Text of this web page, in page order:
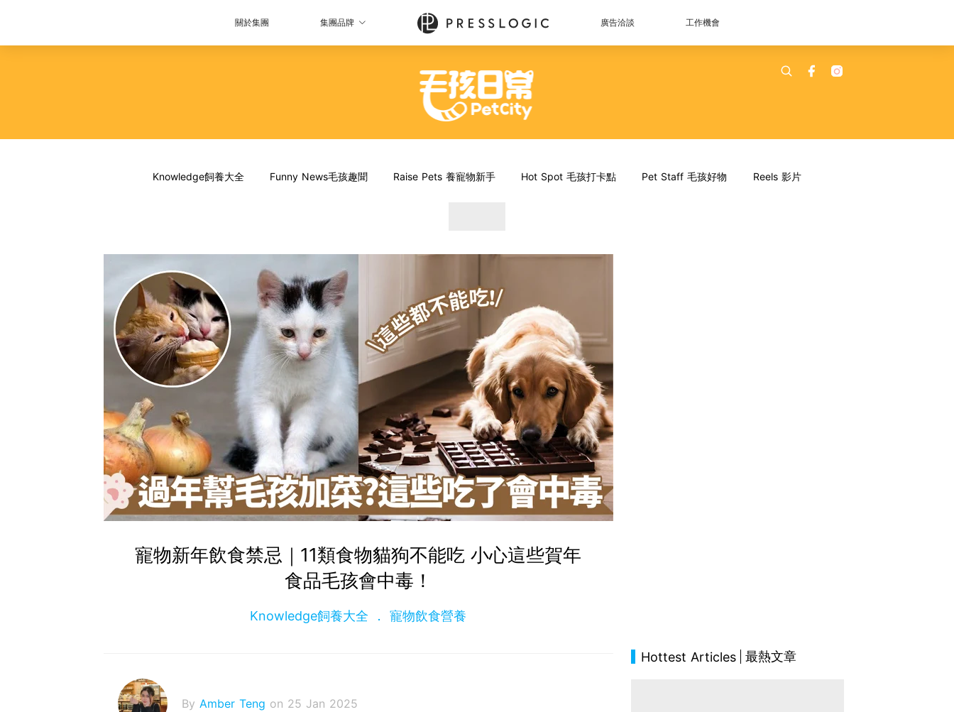
關於集團 集團品牌 廣告洽談 工作機會
Knowledge飼養大全 Funny News毛孩趣聞 Raise Pets 養寵物新手 Hot Spot 毛孩打卡點 Pet Staff 毛孩好物 Reels 影片
寵物新年飲食禁忌｜11類食物貓狗不能吃 小心這些賀年
食品毛孩會中毒！
Knowledge飼養大全 寵物飲食營養
By Amber Teng on 25 Jan 2025
Hottest Articles 最熱文章